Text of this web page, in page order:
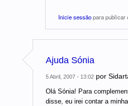
Inicie sessãopara publicar
Ajuda Sónia
5 Abril, 2007 - 13:02 por
Olá Sónia! Para
disse, eu irei contar a